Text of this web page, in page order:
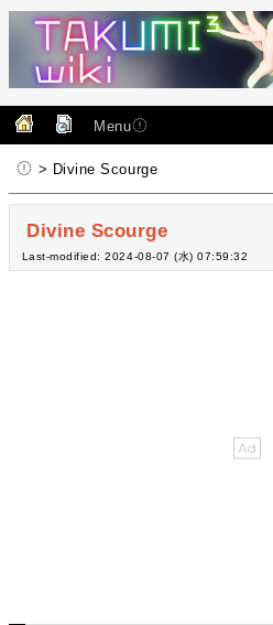
Menu
> Divine Scourge
Divine Scourge
Last-modified: 2024-08-07 (水) 07:59:32